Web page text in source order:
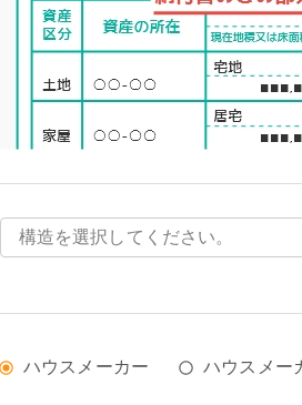
構造を選択してください。
ハウスメーカー ハウスメー